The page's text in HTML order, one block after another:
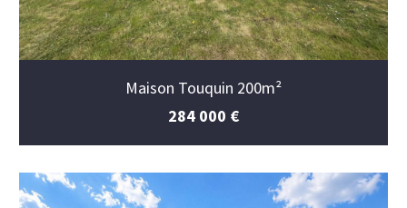
Maison Touquin 200m²
284 000 €